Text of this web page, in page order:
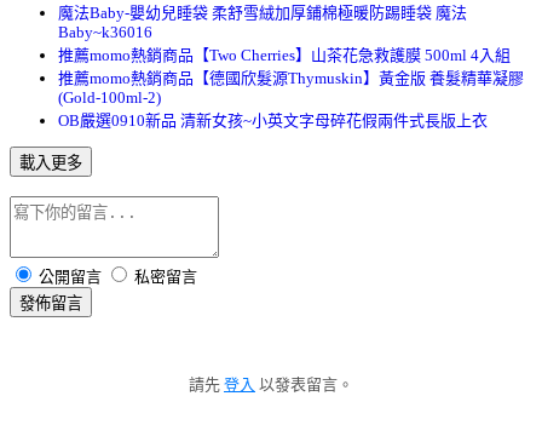
魔法Baby-嬰幼兒睡袋 柔舒雪絨加厚鋪棉極暖防踢睡袋 魔法
Baby~k36016
推薦momo熱銷商品【Two Cherries】山茶花急救護膜 500ml 4入組
推薦momo熱銷商品【德國欣髮源Thymuskin】黃金版 養髮精華凝膠
(Gold-100ml-2)
OB嚴選0910新品 清新女孩~小英文字母碎花假兩件式長版上衣
載入更多
公開留言
私密留言
發佈留言
請先 登入 以發表留言。